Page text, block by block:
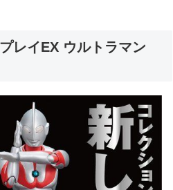
レイEX ウルトラマン